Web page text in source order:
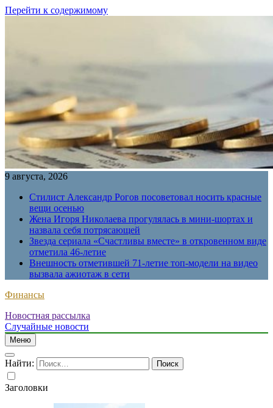
Перейти к содержимому
9 августа, 2026
Стилист Александр Рогов посоветовал носить красные
вещи осенью
Жена Игоря Николаева прогулялась в мини-шортах и
назвала себя потрясающей
Звезда сериала «Счастливы вместе» в откровенном виде
отметила 46-летие
Внешность отметившей 71-летие топ-модели на видео
вызвала ажиотаж в сети
Финансы
Новостная рассылка
Случайные новости
Меню
Найти:
Заголовки